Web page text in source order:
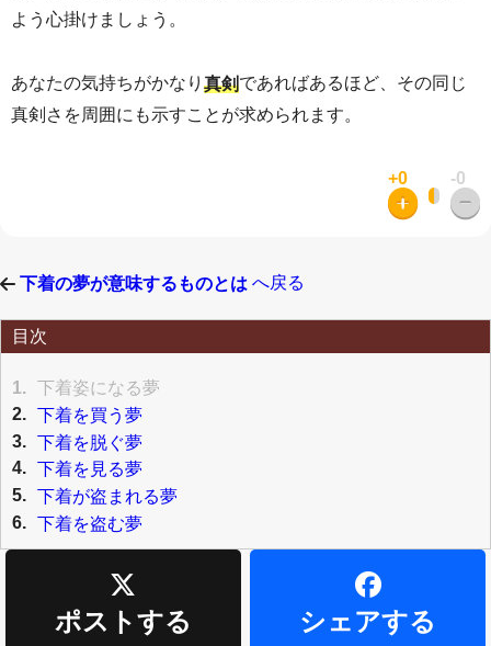
よう心掛けましょう。
あなたの気持ちがかなり 真剣であればあるほど、その同じ
真剣さを周囲にも示すことが求められます。
+0 -0
下着の夢が意味するものとは へ戻る
目次
1.
下着姿になる夢
2. 下着を買う夢
3. 下着を脱ぐ夢
4. 下着を見る夢
5. 下着が盗まれる夢
6. 下着を盗む夢
ポストする シェアする